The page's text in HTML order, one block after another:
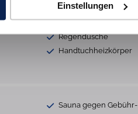
Einstellungen
Regendusche
Handtuchheizkörper
Sauna gegen Gebühr-